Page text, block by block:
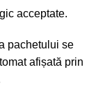
acceptate.
pachetului se
afișată prin